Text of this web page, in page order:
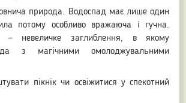
природа. Водоспад має лише один
потому особливо вражаюча і гучна.
— невеличке заглиблення, в якому
з магічними омолоджувальними
пікнік чи освіжитися у спекотний